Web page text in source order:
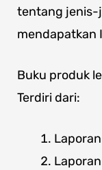
tentang jenis-
mendapatkan
Buku produk
Terdiri dari: